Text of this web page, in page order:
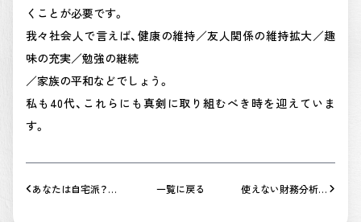
くことが必要です。
我々社会人で言えば、健康の維持／友人関係の維持拡大／趣
味の充実／勉強の継続
／家族の平和などでしょう。
私も40代、これらにも真剣に取り組むべき時を迎えていま
す。
あなたは自宅派？レ
一覧に戻る
使えない財務分析指